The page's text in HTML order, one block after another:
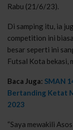
Rabu (21/6/23).
Di samping itu, ia
competition ini
besar seperti ini
Futsal Kota bekasi,
Baca Juga: SMAN
Bertanding Ketat
2023
“Saya mewakili